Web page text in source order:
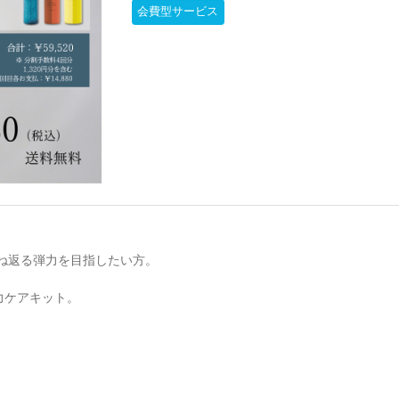
会費型サービス
る弾力を目指したい方。
アキット。